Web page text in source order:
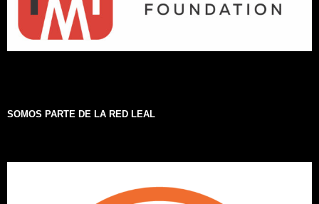
SOMOS PARTE DE LA RED LEAL